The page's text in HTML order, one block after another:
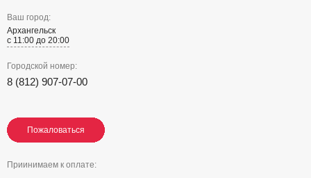
Ваш город:
Архангельск
с 11:00 до 20:00
Городской номер:
8 (812) 907-07-00
Пожаловаться
Пожаловаться
Пожаловаться
Приинимаем к оплате: